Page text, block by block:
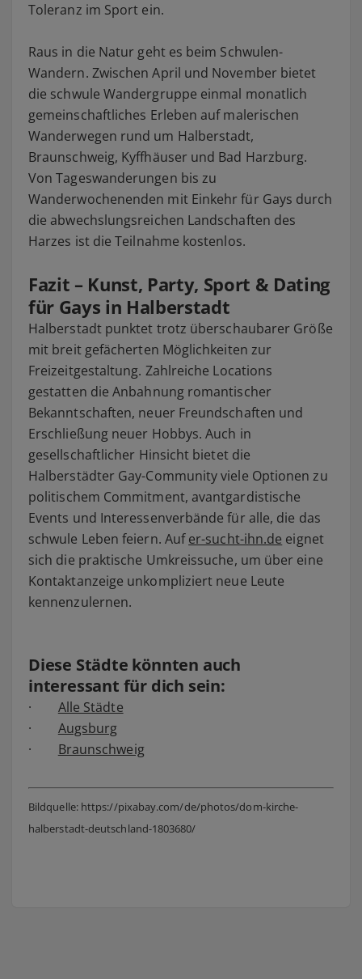
Toleranz im Sport ein.
Raus in die Natur geht es beim Schwulen-
Wandern. Zwischen April und November bietet
die schwule Wandergruppe einmal monatlich
gemeinschaftliches Erleben auf malerischen
Wanderwegen rund um Halberstadt,
Braunschweig, Kyffhäuser und Bad Harzburg.
Von Tageswanderungen bis zu
Wanderwochenenden mit Einkehr für Gays durch
die abwechslungsreichen Landschaften des
Harzes ist die Teilnahme kostenlos.
Fazit – Kunst, Party, Sport & Dating
für Gays in Halberstadt
Halberstadt punktet trotz überschaubarer Größe
mit breit gefächerten Möglichkeiten zur
Freizeitgestaltung. Zahlreiche Locations
gestatten die Anbahnung romantischer
Bekanntschaften, neuer Freundschaften und
Erschließung neuer Hobbys. Auch in
gesellschaftlicher Hinsicht bietet die
Halberstädter Gay-Community viele Optionen zu
politischem Commitment, avantgardistische
Events und Interessenverbände für alle, die das
schwule Leben feiern. Aufer-sucht-ihn.de eignet
sich die praktische Umkreissuche, um über eine
Kontaktanzeige unkompliziert neue Leute
kennenzulernen.
Diese Städte könnten auch
interessant für dich sein:
· Alle Städte
· Augsburg
· Braunschweig
Bildquelle: https://pixabay.com/de/photos/dom-kirche-
halberstadt-deutschland-1803680/